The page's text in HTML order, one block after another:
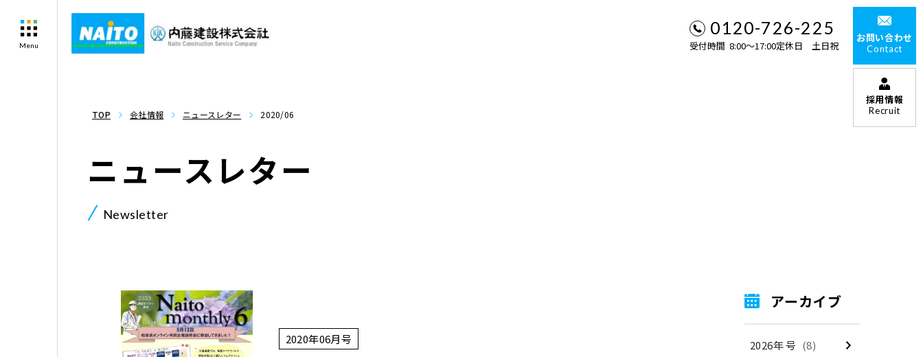
0120-726-225
受付時間 8:00〜17:00定休日 土日祝
お問い合わせ
Contact
採用情報
Recruit
Menu
TOP 会社情報 ニュースレター 2020/06
Newsletter
ニュースレター
2020年06月号
アーカイブ
2026年 号 (8)